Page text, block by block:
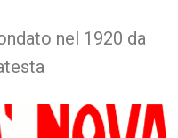
nel 1920 da